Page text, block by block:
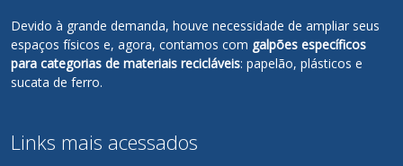
Devido à grande demanda, houve necessidade de ampliar seus
espaços físicos e, agora, contamos com galpões específicos
para categorias de materiais recicláveis: papelão, plásticos e
sucata de ferro.
Links mais acessados